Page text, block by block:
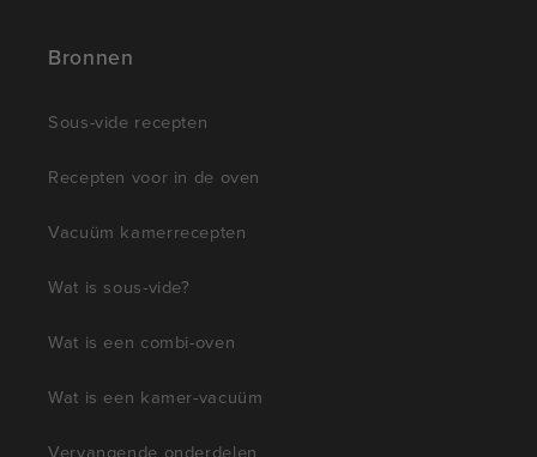
Bronnen
Sous-vide recepten
Recepten voor in de oven
Vacuüm kamerrecepten
Wat is sous-vide?
Wat is een combi-oven
Wat is een kamer-vacuüm